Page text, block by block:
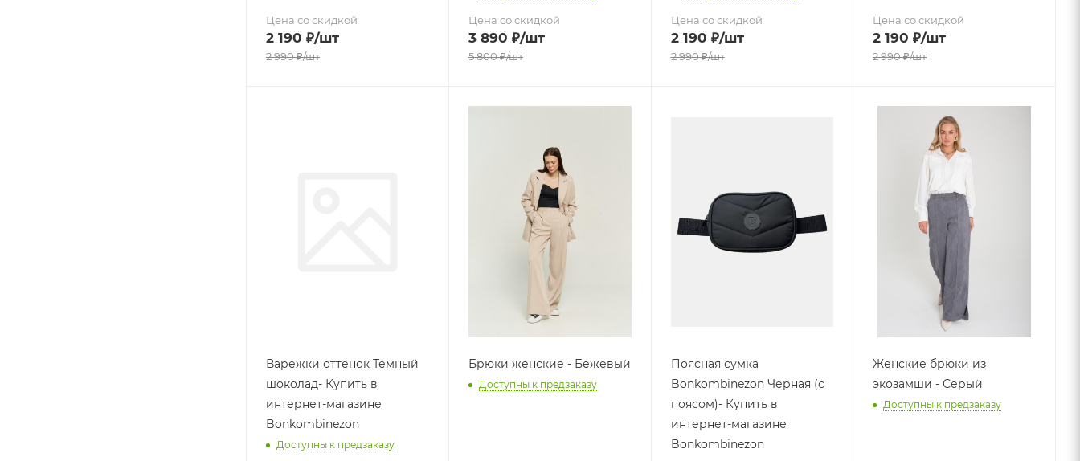
Цена со скидкой
2 190 ₽/шт
2 990₽/шт
Цена со скидкой
3 890 ₽/шт
5 800₽/шт
Цена со скидкой
2 190 ₽/шт
2 990₽/шт
Цена со скидкой
2 190 ₽/шт
2 990₽/шт
Варежки оттенок Темный
шоколад- Купить в
интернет-магазине
Bonkombinezon
Доступны к предзаказу
Брюки женские - Бежевый
Доступны к предзаказу
Поясная сумка
Bonkombinezon Черная (с
поясом)- Купить в
интернет-магазине
Bonkombinezon
Женские брюки из
экозамши - Серый
Доступны к предзаказу